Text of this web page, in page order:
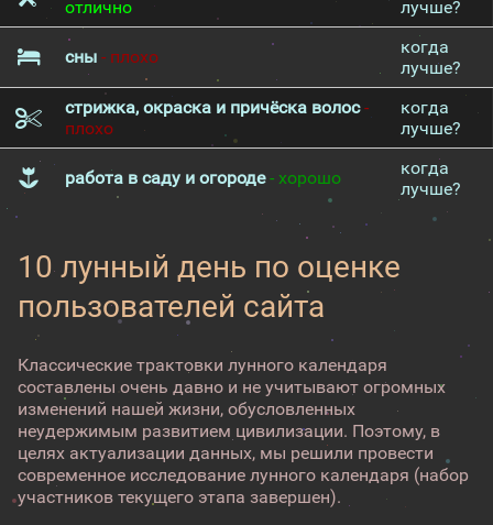
отлично
лучше?
сны - плохо
когда
лучше?
стрижка, окраска и причёска волос-
плохо
когда
лучше?
работа в саду и огороде- хорошо
когда
лучше?
10 лунный день по оценке
пользователей сайта
Классические трактовки лунного календаря
составлены очень давно и не учитывают огромных
изменений нашей жизни, обусловленных
неудержимым развитием цивилизации. Поэтому, в
целях актуализации данных, мы решили провести
современное исследование лунного календаря (набор
участников текущего этапа завершен).